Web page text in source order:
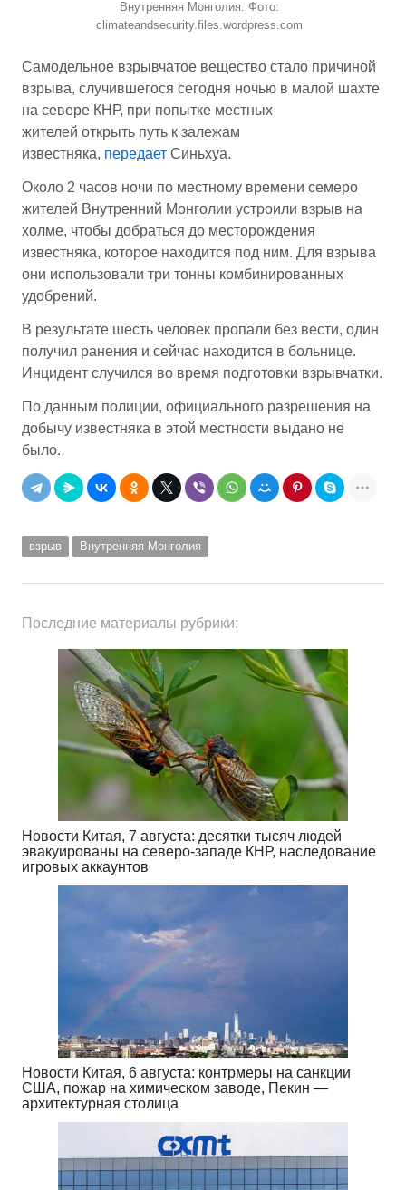
Внутренняя Монголия. Фото:
climateandsecurity.files.wordpress.com
Самодельное взрывчатое вещество стало причиной
взрыва, случившегося сегодня ночью в малой шахте
на севере КНР, при попытке местных
жителей открыть путь к залежам
известняка, передает Синьхуа.
Около 2 часов ночи по местному времени семеро
жителей Внутренний Монголии устроили взрыв на
холме, чтобы добраться до месторождения
известняка, которое находится под ним. Для взрыва
они использовали три тонны комбинированных
удобрений.
В результате шесть человек пропали без вести, один
получил ранения и сейчас находится в больнице.
Инцидент случился во время подготовки взрывчатки.
По данным полиции, официального разрешения на
добычу известняка в этой местности выдано не
было.
взрыв Внутренняя Монголия
Последние материалы рубрики:
Новости Китая, 7 августа: десятки тысяч людей
эвакуированы на северо-западе КНР, наследование
игровых аккаунтов
Новости Китая, 6 августа: контрмеры на санкции
США, пожар на химическом заводе, Пекин —
архитектурная столица